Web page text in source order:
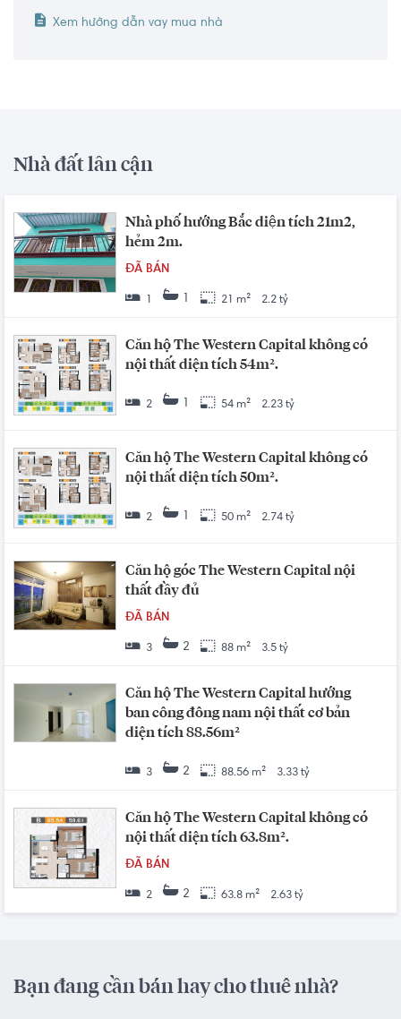
Xem hướng dẫn vay mua nhà
Nhà đất lân cận
Nhà phố hướng Bắc diện tích 21m2,
hẻm 2m.
ĐÃ BÁN
1 21 m² 2.2 tỷ
Căn hộ The Western Capital không có
nội thất diện tích 54m².
2 1 54 m² 2.23 tỷ
Căn hộ The Western Capital không có
nội thất diện tích 50m².
2 1 50 m² 2.74 tỷ
Căn hộ góc The Western Capital nội
thất đầy đủ
ĐÃ BÁN
3 2 88 m² 3.5 tỷ
Căn hộ The Western Capital hướng
ban công đông nam nội thất cơ bản
diện tích 88.56m²
3 2 88.56 m² 3.33 tỷ
Căn hộ The Western Capital không có
nội thất diện tích 63.8m².
ĐÃ BÁN
2 2 63.8 m² 2.63 tỷ
Bạn đang cần bán hay cho thuê nhà?